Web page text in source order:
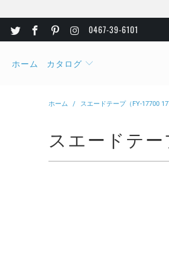
0467-39-6101
ホーム カタログ
ホーム / スエードテープ（FY-17700
スエードテー